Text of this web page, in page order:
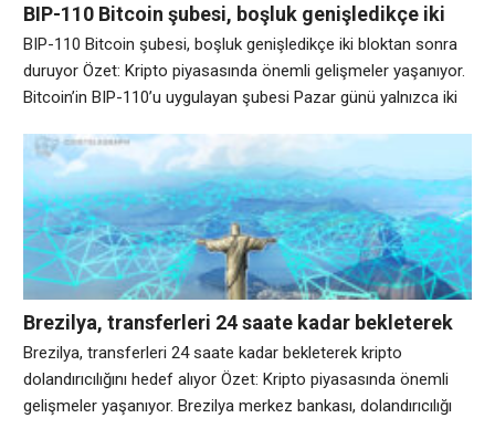
BIP-110 Bitcoin şubesi, boşluk genişledikçe iki
bloktan sonra duruyor
BIP-110 Bitcoin şubesi, boşluk genişledikçe iki bloktan sonra
duruyor Özet: Kripto piyasasında önemli gelişmeler yaşanıyor.
Bitcoin’in BIP-110’u uygulayan şubesi Pazar günü yalnızca iki
zincir ise 961.721’e yükselerek aradaki farkı 88 bloğa
genişletti. UTC 10:19’da güncellenen BIP-110 monitörüne
göre şubenin son bloğu yaklaşık 12 saat önce kazılmıştı.
Ocean kayıtları,
Brezilya, transferleri 24 saate kadar bekleterek
kripto dolandırıcılığını hedef alıyor
Brezilya, transferleri 24 saate kadar bekleterek kripto
dolandırıcılığını hedef alıyor Özet: Kripto piyasasında önemli
gelişmeler yaşanıyor. Brezilya merkez bankası, dolandırıcılığı